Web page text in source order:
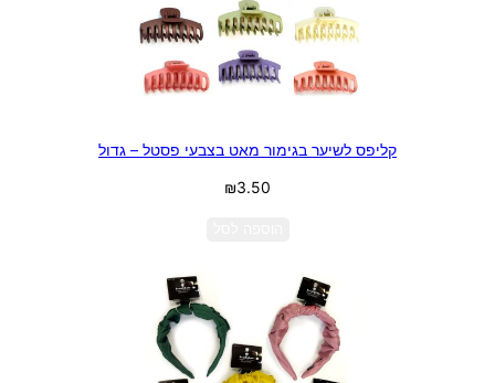
קליפס לשיער בגימור מאט בצבעי פסטל – גדול
₪3.50